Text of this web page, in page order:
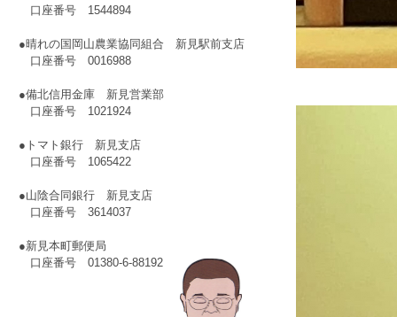
口座番号 1544894
●晴れの国岡山農業協同組合 新見駅前支店
口座番号 0016988
●備北信用金庫 新見営業部
口座番号 1021924
●トマト銀行 新見支店
口座番号 1065422
●山陰合同銀行 新見支店
口座番号 3614037
●新見本町郵便局
口座番号 01380-6-88192